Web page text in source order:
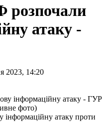
розпочали
атаку -
2023, 14:20
фото)
атаку проти